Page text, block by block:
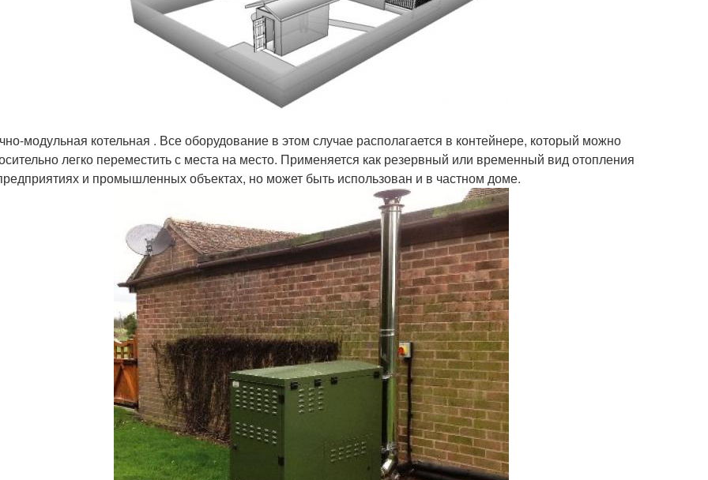
модульная котельная . Все оборудование в этом случае располагается в контейнере, который можно
легко переместить с места на место. Применяется как резервный или временный вид отопления
и промышленных объектах, но может быть использован и в частном доме.